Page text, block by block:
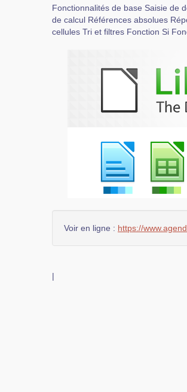
Fonctionnalités de base Saisie de
de calcul Références absolues
cellules Tri et filtres Fonction Si
Voir en ligne : https://
|